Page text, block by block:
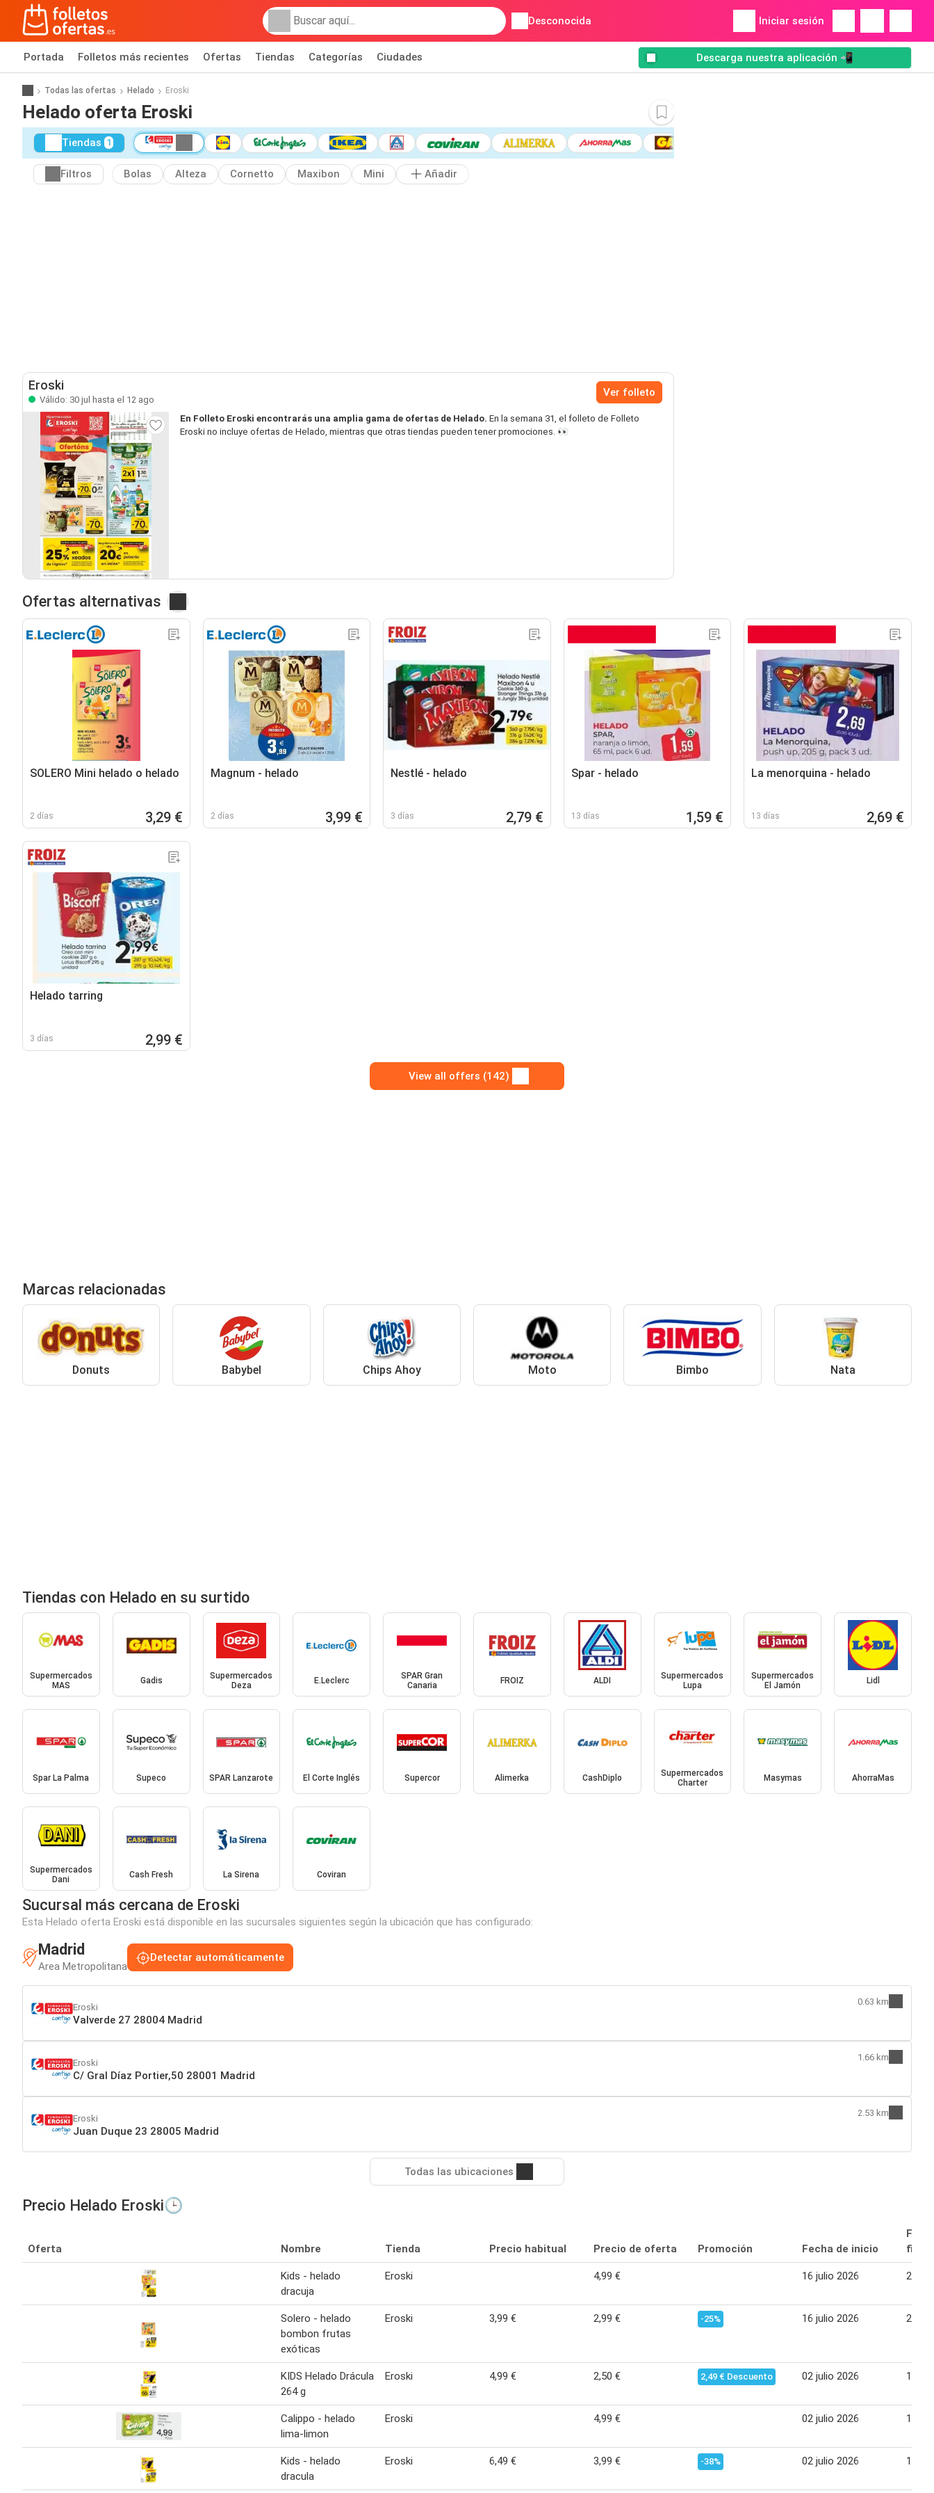
Desconocida Iniciar sesión
Portada Folletos más recientes Ofertas Tiendas Categorías Ciudades Descarga nuestra aplicación 📲
Todas las ofertas Helado Eroski
Helado oferta Eroski
Tiendas 1
Filtros Bolas Alteza Cornetto Maxibon Mini Añadir
Eroski
Válido: 30 jul hasta el 12 ago
Ver folleto
En Folleto Eroski encontrarás una amplia gama de ofertas de Helado. En la semana 31, el folleto de Folleto
Eroski no incluye ofertas de Helado, mientras que otras tiendas pueden tener promociones. 👀
Ofertas alternativas
SOLERO Mini helado o helado
2 días 3,29 €
Magnum - helado
2 días 3,99 €
Nestlé - helado
3 días 2,79 €
Spar - helado
13 días 1,59 €
La menorquina - helado
13 días 2,69 €
Helado tarring
3 días 2,99 €
View all offers (142)
Marcas relacionadas
Donuts Babybel Chips Ahoy Moto Bimbo Nata
Tiendas con Helado en su surtido
Supermercados
MAS
Gadis
Supermercados
Deza
E.Leclerc
SPAR Gran
Canaria
FROIZ ALDI
Supermercados
Lupa
Supermercados
El Jamón
Lidl
Spar La Palma Supeco SPAR Lanzarote El Corte Inglés Supercor Alimerka CashDiplo
Supermercados
Charter
Masymas AhorraMas
Supermercados
Dani
Cash Fresh La Sirena Coviran
Sucursal más cercana de Eroski
Esta Helado oferta Eroski está disponible en las sucursales siguientes según la ubicación que has configurado:
Madrid
Area Metropolitana
Detectar automáticamente
Eroski
Valverde 27 28004 Madrid
0.63 km
Eroski
C/ Gral Díaz Portier,50 28001 Madrid
1.66 km
Eroski
Juan Duque 23 28005 Madrid
2.53 km
Todas las ubicaciones
Precio Helado Eroski🕒
Oferta Nombre Tienda Precio habitual Precio de oferta Promoción Fecha de inicio
Kids - helado
dracuja
Eroski 4,99 € 16 julio 2026 29
Solero - helado
bombon frutas
exóticas
Eroski 3,99 € 2,99 € -25% 16 julio 2026 29
KIDS Helado Drácula
264 g
Eroski 4,99 € 2,50 € 2,49 € Descuento 02 julio 2026 14
Calippo - helado
lima-limon
Eroski 4,99 € 02 julio 2026 15
Kids - helado
dracula
Eroski 6,49 € 3,99 € -38% 02 julio 2026 15